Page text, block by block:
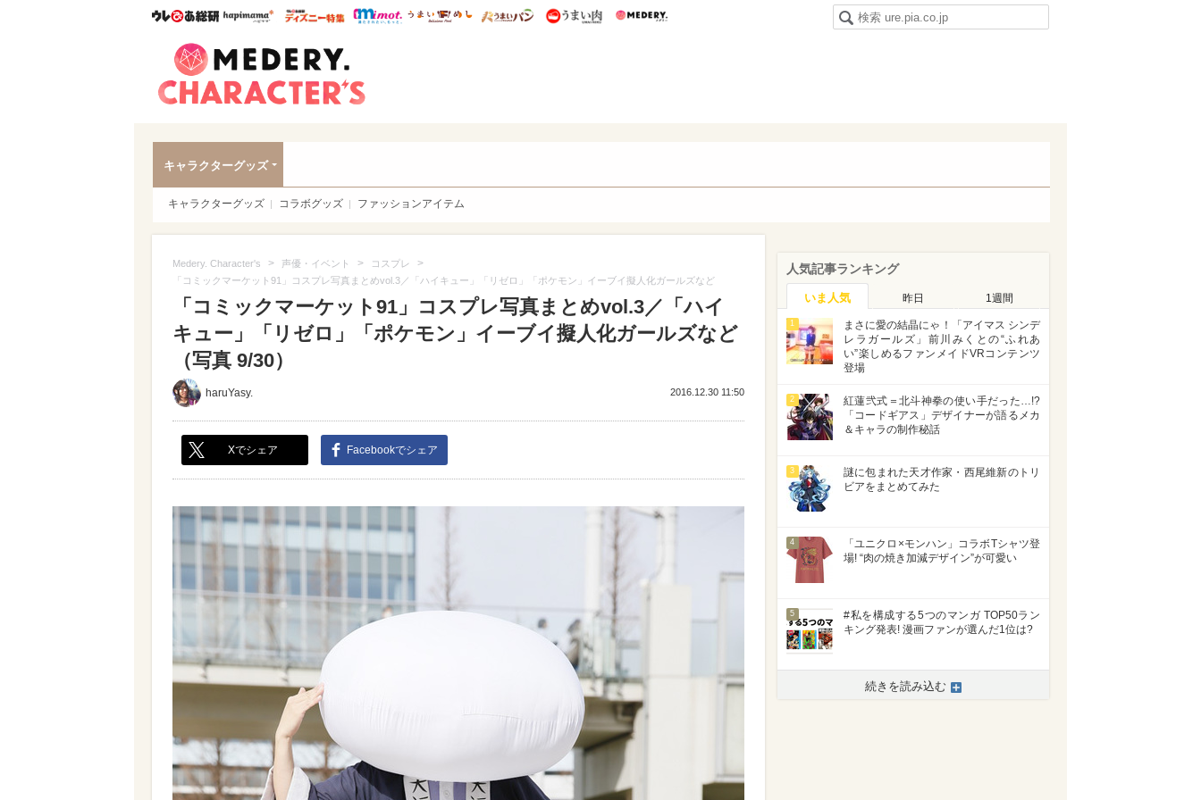
ウレぴあ総研ハピママ* ウレぴあ総研 ディズニー特集
mimot. うまいめし うまいパン うまい肉
キャラクターグッズ
キャラクターグッズ コラボグッズ ファッションアイテム
Medery. Character's > 声優・イベント > コスプレ >
「コミックマーケット91」コスプレ写真まとめvol.3／「ハイキュー」「リゼロ」「ポケモン」イーブイ擬人化ガールズなど
「コミックマーケット91」コスプレ写真まとめvol.3／「ハイ
キュー」「リゼロ」「ポケモン」イーブイ擬人化ガールズなど
（写真 9/30）
haruYasy. 2016.12.30 11:50
Xでシェア Facebookでシェア
人気記事ランキング
いま人気 昨日 1週間
1
まさに愛の結晶にゃ！「アイマス シンデ
レラガールズ」前川みくとの“ふれあ
い”楽しめるファンメイドVRコンテンツ
登場
2
紅蓮弐式＝北斗神拳の使い手だった…!?
「コードギアス」デザイナーが語るメカ
＆キャラの制作秘話
3
謎に包まれた天才作家・西尾維新のトリ
ビアをまとめてみた
4
「ユニクロ×モンハン」コラボTシャツ登
場! “肉の焼き加減デザイン”が可愛い
5
#私を構成する5つのマンガ TOP50ラン
キング発表! 漫画ファンが選んだ1位は?
続きを読み込む